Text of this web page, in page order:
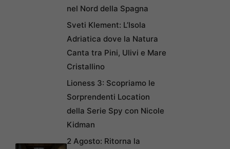
nel Nord della Spagna
Sveti Klement: L’Isola
Adriatica dove la Natura
Canta tra Pini, Ulivi e Mare
Cristallino
Lioness 3: Scopriamo le
Sorprendenti Location
della Serie Spy con Nicole
Kidman
2 Agosto: Ritorna la